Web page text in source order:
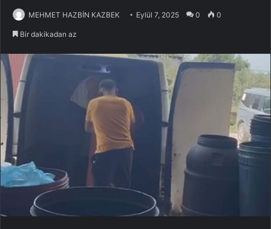
MEHMET HAZBİN KAZBEK Eylül 7, 2025 0 0
Bir dakikadan az